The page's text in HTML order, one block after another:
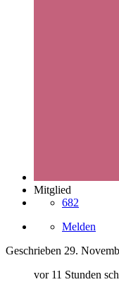
Mitglied
682
Melden
Geschrieben 29.
vor 11 Stunden